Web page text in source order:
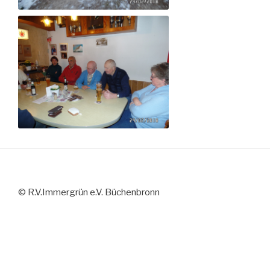
AUCH KINDER WAREN BEI
DER WANDERUNG DABEI
ER TAGESSKIAUSFAHR
© R.V.Immergrün e.V. Büchenbronn